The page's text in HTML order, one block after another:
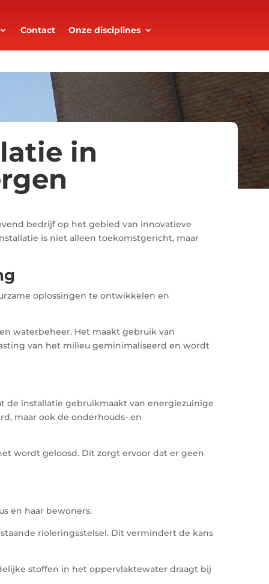
Contact Onze disciplines
in
bedrijf op het gebied van innovatieve
is niet alleen toekomstgericht, maar
oplossingen te ontwikkelen en
waterbeheer. Het maakt gebruik van
van het milieu geminimaliseerd en wordt
de installatie gebruikmaakt van energiezuinige
maar ook de onderhouds- en
wordt geloosd. Dit zorgt ervoor dat er geen
en haar bewoners.
rioleringsstelsel. Dit vermindert de kans
stoffen in het oppervlaktewater draagt bij